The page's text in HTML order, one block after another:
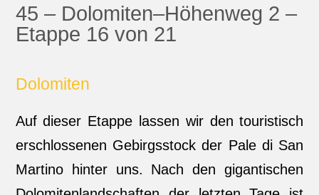
45 – Dolomiten–Höhenweg 2 –
Etappe 16 von 21
Dolomiten
Auf dieser Etappe lassen wir den touristisch
erschlossenen Gebirgsstock der Pale di San
Martino hinter uns. Nach den gigantischen